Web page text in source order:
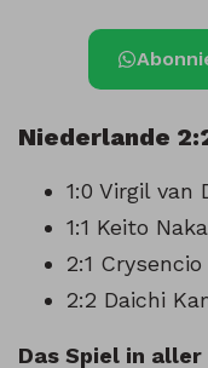
Niederlande
1:0 Virgil van
1:1 Keito
2:1
2:2 Daichi
Das Spiel in aller